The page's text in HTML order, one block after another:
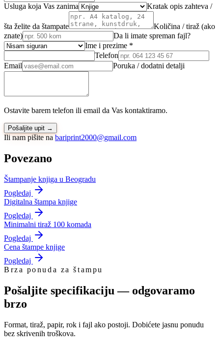
Usluga koja Vas zanima Kratak opis zahteva /
šta želite da štampate
Količina / tiraž (ako
znate)
Da li imate spreman fajl?
Ime i prezime *
Telefon
Email
Poruka / dodatni detalji
Ostavite barem telefon ili email da Vas kontaktiramo.
Pošaljite upit →
Ili nam pišite na bariprint2000@gmail.com
Povezano
Štampanje knjiga u Beogradu
Pogledaj
Digitalna štampa knjige
Pogledaj
Minimalni tiraž 100 komada
Pogledaj
Cena štampe knjige
Pogledaj
Brza ponuda za štampu
Pošaljite specifikaciju — odgovaramo
brzo
Format, tiraž, papir, rok i fajl ako postoji. Dobićete jasnu ponudu
bez skrivenih troškova.